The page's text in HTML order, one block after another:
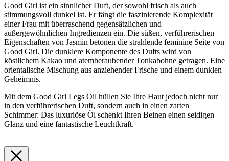
Good Girl ist ein sinnlicher Duft, der sowohl frisch als auch
stimmungsvoll dunkel ist. Er fängt die faszinierende Komplexität
einer Frau mit überraschend gegensätzlichen und
außergewöhnlichen Ingredienzen ein. Die süßen, verführerischen
Eigenschaften von Jasmin betonen die strahlende feminine Seite von
Good Girl. Die dunklere Komponente des Dufts wird von
köstlichem Kakao und atemberaubender Tonkabohne getragen. Eine
orientalische Mischung aus anziehender Frische und einem dunklen
Geheimnis.
Mit dem Good Girl Legs Oil hüllen Sie Ihre Haut jedoch nicht nur
in den verführerischen Duft, sondern auch in einen zarten
Schimmer: Das luxuriöse Öl schenkt Ihren Beinen einen seidigen
Glanz und eine fantastische Leuchtkraft.